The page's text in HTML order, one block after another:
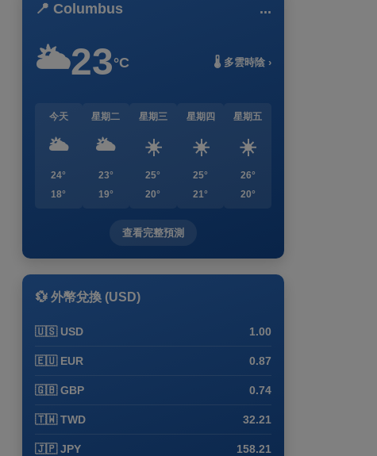
📍 Columbus ...
🌥️23°C 🌡️ 多雲時陰 ›
今天
🌥️
24°
18°
星期二
🌥️
23°
19°
星期三
☀️
25°
20°
星期四
☀️
25°
21°
星期五
☀️
26°
20°
查看完整預測
💱 外幣兌換 (USD)
🇺🇸 USD 1.00
🇪🇺 EUR 0.87
🇬🇧 GBP 0.74
🇹🇼 TWD 32.21
🇯🇵 JPY 158.21